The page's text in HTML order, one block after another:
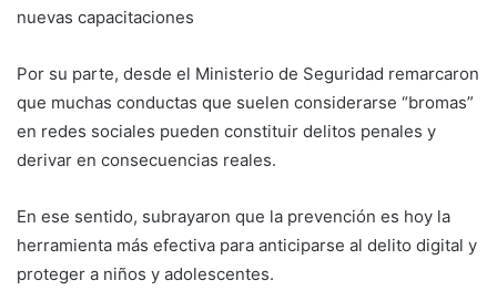
nuevas capacitaciones
Por su parte, desde el Ministerio de Seguridad remarcaron
que muchas conductas que suelen considerarse “bromas”
en redes sociales pueden constituir delitos penales y
derivar en consecuencias reales.
En ese sentido, subrayaron que la prevención es hoy la
herramienta más efectiva para anticiparse al delito digital y
proteger a niños y adolescentes.